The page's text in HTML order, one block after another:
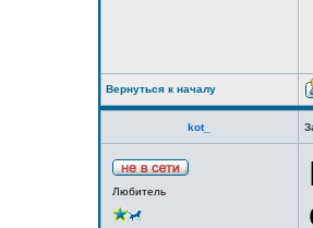
Вернуться к началу
kot_
Любитель